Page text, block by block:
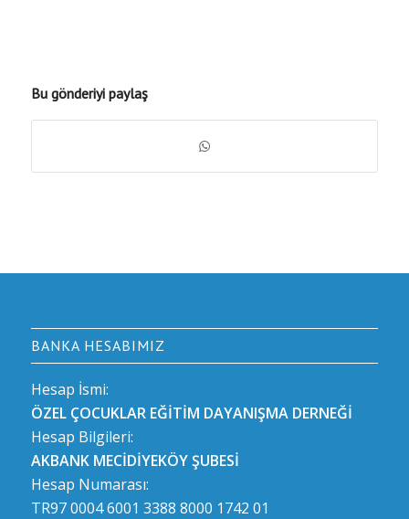
Bu gönderiyi paylaş
BANKA HESABIMIZ
Hesap İsmi:
ÖZEL ÇOCUKLAR EĞİTİM DAYANIŞMA DERNEĞİ
Hesap Bilgileri:
AKBANK MECİDİYEKÖY ŞUBESİ
Hesap Numarası:
TR97 0004 6001 3388 8000 1742 01